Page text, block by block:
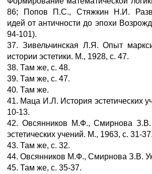
86; Попов П.С., Стяжкин Н.И.
идей от античности до эпохи
94-101).
37. Зивельчинская Л.Я. Опыт
истории эстетики. М., 1928, с. 47.
38. Там же, с. 48.
39. Там же, с. 47.
40. Там же.
41. Маца И.Л. История эстетических
10-13.
42. Овсянников М.Ф., Смирнова З.В.
эстетических учений. М., 1963, с. 31-37.
43. Там же, с. 32.
44. Овсянников М.Ф., Смирнова З.В.
45. Там же, с. 35-37.